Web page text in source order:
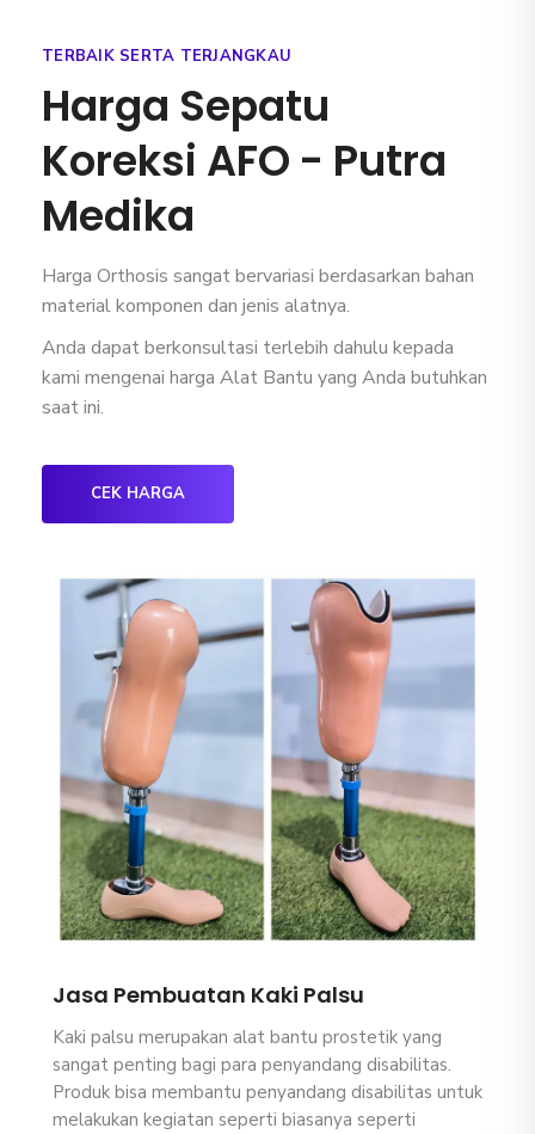
TERBAIK SERTA TERJANGKAU
Harga Sepatu
Koreksi AFO - Putra
Medika
Harga Orthosis sangat bervariasi berdasarkan bahan
material komponen dan jenis alatnya.
Anda dapat berkonsultasi terlebih dahulu kepada
kami mengenai harga Alat Bantu yang Anda butuhkan
saat ini.
CEK HARGA
Jasa Pembuatan Kaki Palsu
Kaki palsu merupakan alat bantu prostetik yang
sangat penting bagi para penyandang disabilitas.
Produk bisa membantu penyandang disabilitas untuk
melakukan kegiatan seperti biasanya seperti